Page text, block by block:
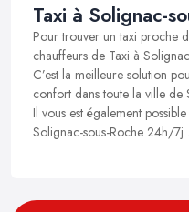
Taxi à Solignac-
Pour trouver un taxi proche
chauffeurs de Taxi à
C’est la meilleure solution
confort dans toute la ville de
Il vous est également
Solignac-sous-Roche 24h/7j .